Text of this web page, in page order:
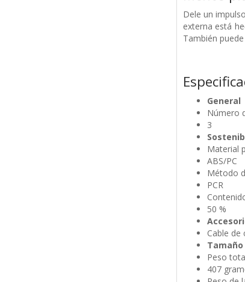
Dele un
externa está
También
General
Número
3
Material
ABS/PC
Método
PCR
50 %
Cable de
Peso
407